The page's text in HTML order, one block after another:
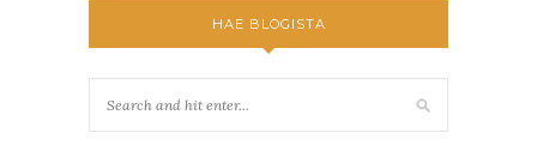
HAE BLOGISTA